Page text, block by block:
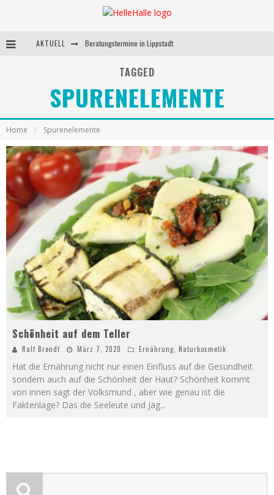
AKTUELL Beratungstermine in Lippstadt
Behandlungstermine in Lippstadt
Andrea Miorin-Bellermann
Kolumne-Ernährungsumstellung
TAGGED
SPURENELEMENTE
Home Spurenelemente
Schönheit auf dem Teller
Ralf Brendt März 7, 2020 Ernährung, Naturkosmetik
Hat die Ernährung nicht nur einen Einfluss auf die Gesundheit
sondern auch auf die Schönheit der Haut? Schönheit kommt
von innen sagt der Volksmund , aber wie genau ist die
Faktenlage? Das die Seeleute und Jäg...